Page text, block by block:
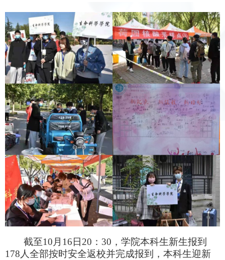
截至10 月 16日20 ： 30 ，学院本科生新生报到
178 人全部按时安全返校并完成报到，本科生迎新